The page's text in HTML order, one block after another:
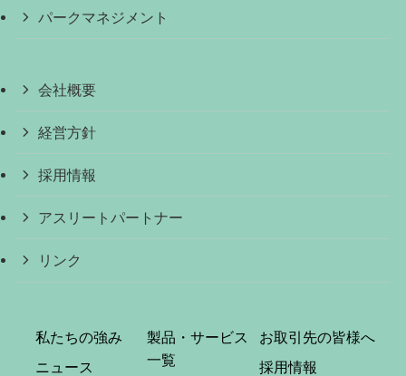
パークマネジメント
会社概要
経営方針
採用情報
アスリートパートナー
リンク
私たちの強み
ニュース
製品・サービス
一覧
お取引先の皆様へ
採用情報